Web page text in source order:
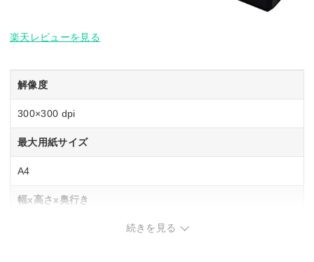
楽天レビューを見る
解像度
300×300 dpi
最大用紙サイズ
A4
幅x高さx奥行き
続きを見る